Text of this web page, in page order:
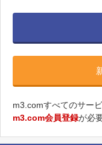
m3.comすべてのサー
m3.com会員登録が必